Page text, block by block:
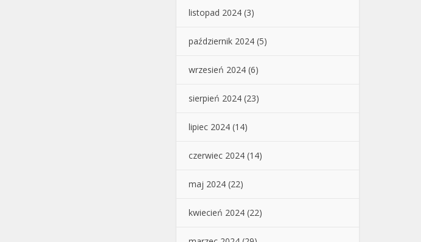
listopad 2024 (3)
październik 2024 (5)
wrzesień 2024 (6)
sierpień 2024 (23)
lipiec 2024 (14)
czerwiec 2024 (14)
maj 2024 (22)
kwiecień 2024 (22)